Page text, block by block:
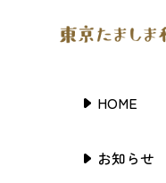
HOME
お知らせ